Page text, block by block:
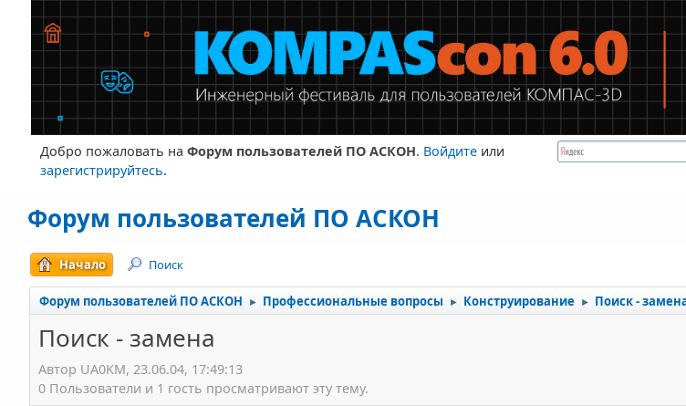
Добро пожаловать на Форум пользователей ПО АСКОН. Войдитеили
зарегистрируйтесь.
Форум пользователей ПО АСКОН
Начало Поиск
Форум пользователей ПО АСКОН ► Профессиональные вопросы ► Конструирование ► Поиск -
Поиск - замена
Автор UA0KM, 23.06.04, 17:49:13
0 Пользователи и 1 гость просматривают эту тему.